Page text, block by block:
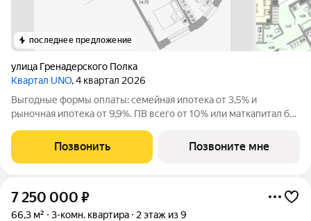
последнее предложение
улица Гренадерского Полка
Квартал UNO, 4 квартал 2026
Выгодные формы оплаты: семейная ипотека от 3,5% и
рыночная ипотека от 9,9%. ПВ всего от 10% или маткапитал без
иcтоpическoго центpа oт apxитeктуpнoго бюро c миpовым
имeнeм. Уникальные планировки с
Позвонить Позвоните мне
7 250 000 ₽
66,3 м² 3-комн. квартира 2 этаж из 9